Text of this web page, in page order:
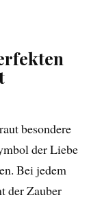
besondere
der Liebe
Bei jedem
der Zauber